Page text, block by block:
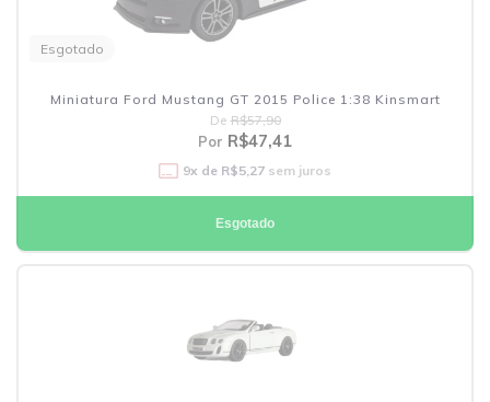
Esgotado
Miniatura Ford Mustang GT 2015 Police 1:38 Kinsmart
De R$57,90
Por R$47,41
9x de R$5,27 sem juros
Esgotado